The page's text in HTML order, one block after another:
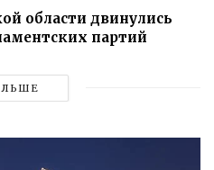
области двинулись
партий